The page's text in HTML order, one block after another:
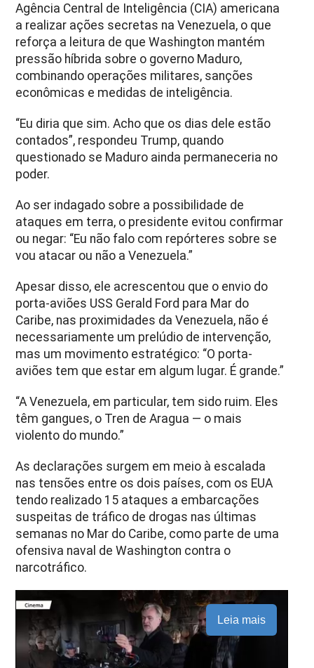
Agência Central de Inteligência (CIA) americana
a realizar ações secretas na Venezuela, o que
reforça a leitura de que Washington mantém
pressão híbrida sobre o governo Maduro,
combinando operações militares, sanções
econômicas e medidas de inteligência.
“Eu diria que sim. Acho que os dias dele estão
contados”, respondeu Trump, quando
questionado se Maduro ainda permaneceria no
poder.
Ao ser indagado sobre a possibilidade de
ataques em terra, o presidente evitou confirmar
ou negar: “Eu não falo com repórteres sobre se
vou atacar ou não a Venezuela.”
Apesar disso, ele acrescentou que o envio do
porta-aviões USS Gerald Ford para Mar do
Caribe, nas proximidades da Venezuela, não é
necessariamente um prelúdio de intervenção,
mas um movimento estratégico: “O porta-
aviões tem que estar em algum lugar. É grande.”
“A Venezuela, em particular, tem sido ruim. Eles
têm gangues, o Tren de Aragua — o mais
violento do mundo.”
As declarações surgem em meio à escalada
nas tensões entre os dois países, com os EUA
tendo realizado 15 ataques a embarcações
suspeitas de tráfico de drogas nas últimas
semanas no Mar do Caribe, como parte de uma
ofensiva naval de Washington contra o
narcotráfico.
Leia mais